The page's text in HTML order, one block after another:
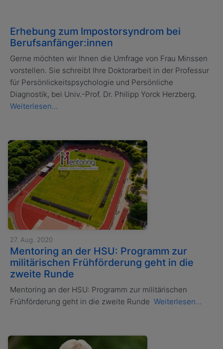
Erhebung zum Impostorsyndrom bei
Berufsanfänger:innen
Gerne möchten wir Ihnen die Umfrage von Frau Minssen
vorstellen. Sie schreibt Ihre Doktorarbeit in der Professur
für Persönlickeitspsychologie und Persönliche
Diagnostik, bei Univ.-Prof. Dr. Philipp Yorck Herzberg.
Weiterlesen...
27. Aug. 2020
Mentoring an der HSU: Programm zur
militärischen Frühförderung geht in die
zweite Runde
Mentoring an der HSU: Programm zur militärischen
Frühförderung geht in die zweite Runde Weiterlesen...